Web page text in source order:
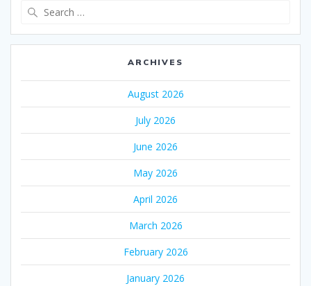
ARCHIVES
August 2026
July 2026
June 2026
May 2026
April 2026
March 2026
February 2026
January 2026